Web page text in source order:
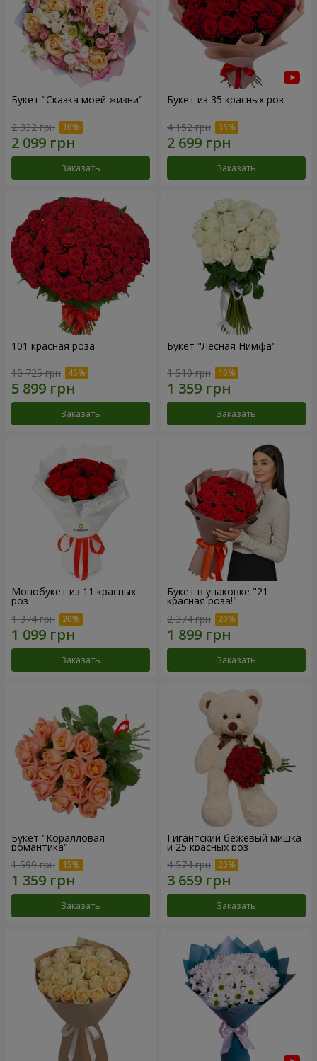
Букет "Сказка моей жизни"
2 332 грн
Заказать
Букет из 35 красных роз
4 152 грн
Заказать
101 красная роза
10 725 грн
Заказать
Букет "Лесная Нимфа"
1 510 грн
Заказать
Монобукет из 11 красных
роз
1 374 грн
Заказать
Букет в упаковке "21
красная роза!"
2 374 грн
Заказать
Букет "Коралловая
романтика"
1 599 грн
Заказать
Гигантский бежевый мишка
и 25 красных роз
4 574 грн
Заказать